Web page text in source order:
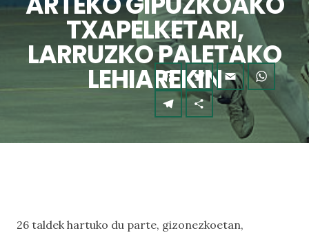
TXAPELKETARI,
LARRUZKO PALETAKO
LEHIAREKIN
26 taldek hartuko du parte, gizonezkoetan,